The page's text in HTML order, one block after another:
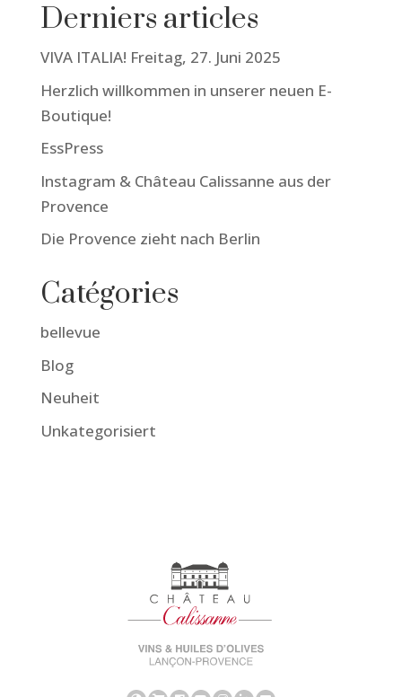
Derniers articles
VIVA ITALIA! Freitag, 27. Juni 2025
Herzlich willkommen in unserer neuen E-
Boutique!
EssPress
Instagram & Château Calissanne aus der
Provence
Die Provence zieht nach Berlin
Catégories
bellevue
Blog
Neuheit
Unkategorisiert